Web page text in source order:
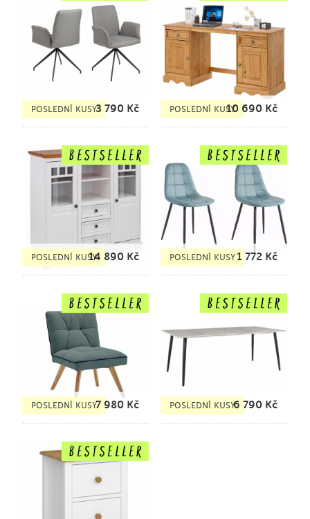
POSLEDNÍ KUSY3 790 Kč POSLEDNÍ KUSY10 690 Kč
POSLEDNÍ KUSY14 890 Kč POSLEDNÍ KUSY1 772 Kč
POSLEDNÍ KUSY7 980 Kč POSLEDNÍ KUSY6 790 Kč